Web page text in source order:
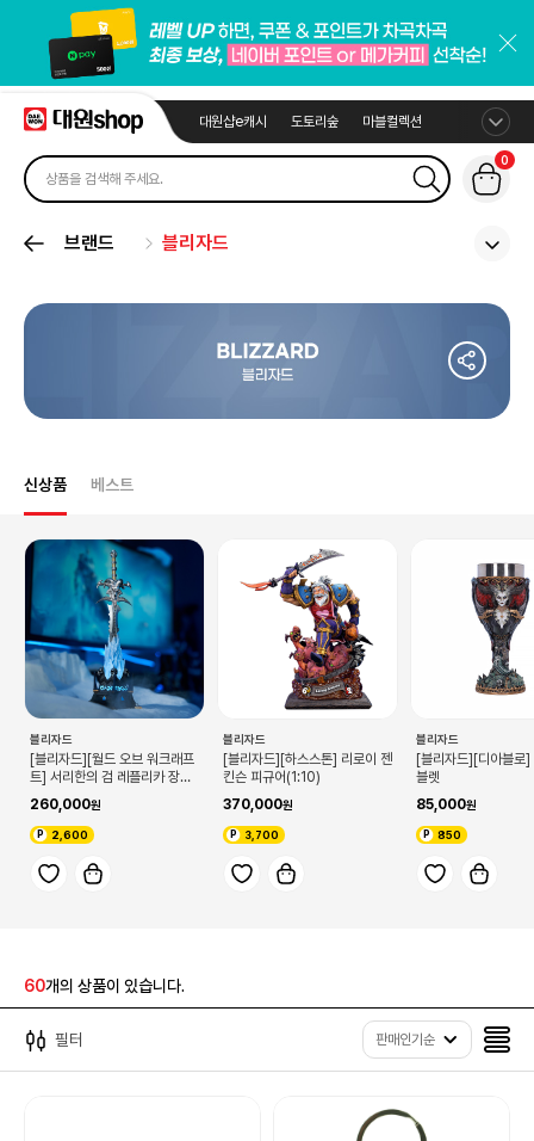
대원샵e캐시 도토리숲 마블컬렉션
0
브랜드 블리자드
신상품 베스트
블리자드
[블리자드][월드 오브 워크래프
트] 서리한의 검 레플리카 장식
(케이스 포함)
260,000
2,600
블리자드
[블리자드][하스스톤] 리로이 젠
킨슨 피규어(1:10)
370,000
3,700
블리자드
[블리자드][디아블로]
블렛
85,000
850
60개의 상품이 있습니다.
필터 판매인기순